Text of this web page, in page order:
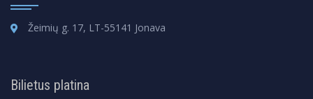
Žeimių g. 17, LT-55141 Jonava
Bilietus platina